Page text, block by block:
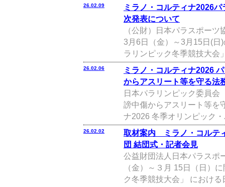
26.02.09
ミラノ・コルティナ2026
次発表について
（公財）日本パラスポー
3月6日（金）～3月15日(日
ラリンピック冬季競技大会
26.02.06
ミラノ・コルティナ2026
からアスリート等を守る法
⽇本パラリンピック委員会
謗中傷からアスリート等を
ナ2026 冬季オリンピック
26.02.02
取材案内 ミラノ・コルテ
団 結団式・記者会見
公益財団法人日本パラスポ
（金）～３月 15日（日）
ク冬季競技大会」 におけ